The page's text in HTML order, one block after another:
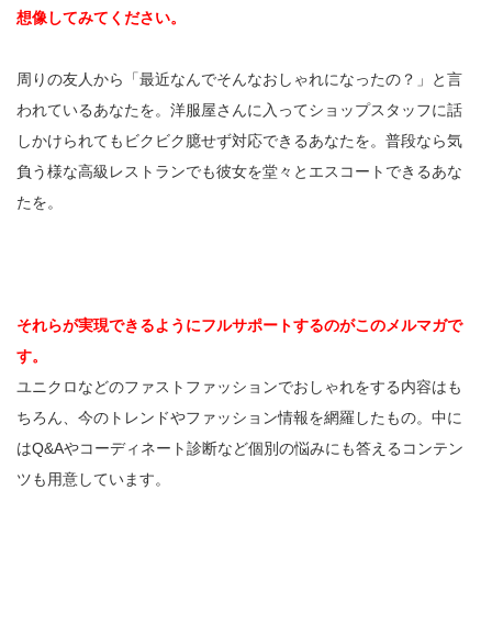
想像してみてください。
周りの友人から「最近なんでそんなおしゃれになったの？」と言
われているあなたを。洋服屋さんに入ってショップスタッフに話
しかけられてもビクビク臆せず対応できるあなたを。普段なら気
負う様な高級レストランでも彼女を堂々とエスコートできるあな
たを。
それらが実現できるようにフルサポートするのがこのメルマガで
す。
ユニクロなどのファストファッションでおしゃれをする内容はも
ちろん、今のトレンドやファッション情報を網羅したもの。中に
はQ&Aやコーディネート診断など個別の悩みにも答えるコンテン
ツも用意しています。